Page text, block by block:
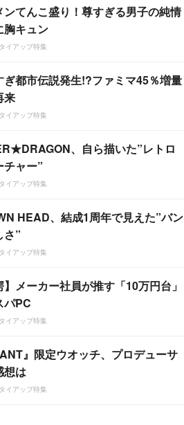
ンてんこ盛り！尊すぎる男子の純情
胸キュン
イアップ特集
ぎ都市伝説発生!?ファミマ45％増量
来
イアップ特集
、自ら描いた”レトロ
チャー”
イアップ特集
HEAD、結成1周年で見えた”バン
さ”
イアップ特集
】メーカー社員が推す「10万円台」
パPC
イアップ特集
』限定ウオッチ、プロデューサ
想は
イアップ特集